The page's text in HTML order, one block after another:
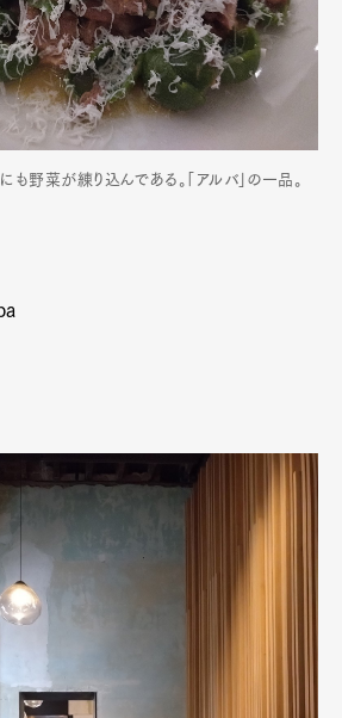
も野菜が練り込んである。「アルバ」の一品。